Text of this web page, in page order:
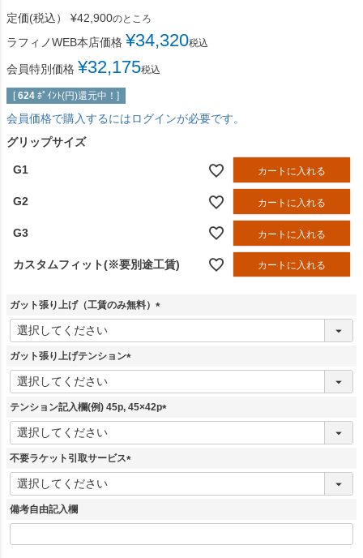
定価(税込） ¥42,900のところ
ラフィノWEB本店価格 ¥34,320税込
会員特別価格 ¥32,175税込
[ 624 ﾎﾟｲﾝﾄ(円)還元中！]
会員価格で購入するにはログインが必要です。
グリップサイズ
G1 カートに入れる
G2 カートに入れる
G3 カートに入れる
カスタムフィット(※要別途工賃) カートに入れる
ガット張り上げ（工賃のみ無料）
(
ガット張り上げテンション
(
須
テンション記入欄(例) 45p, 45×42p
(
不要ラケット引取サービス
(
備考自由記入欄